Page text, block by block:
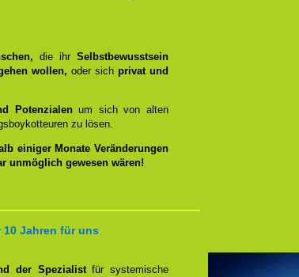
die ihrSelbstbewusstsein
wollen, oder sichprivat und
Potenzialenum sich von alten
zu lösen.
einiger Monate Veränderungen
unmöglich gewesen wären!
10 Jahren für uns
der Spezialistfür systemische